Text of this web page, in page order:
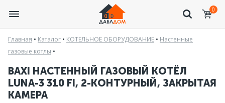
0
Главная • Каталог • КОТЕЛЬНОЕ ОБОРУДОВАНИЕ • Настенные
газовые котлы •
BAXI НАСТЕННЫЙ ГАЗОВЫЙ КОТЁЛ
LUNA-3 310 FI, 2-КОНТУРНЫЙ, ЗАКРЫТАЯ
КАМЕРА